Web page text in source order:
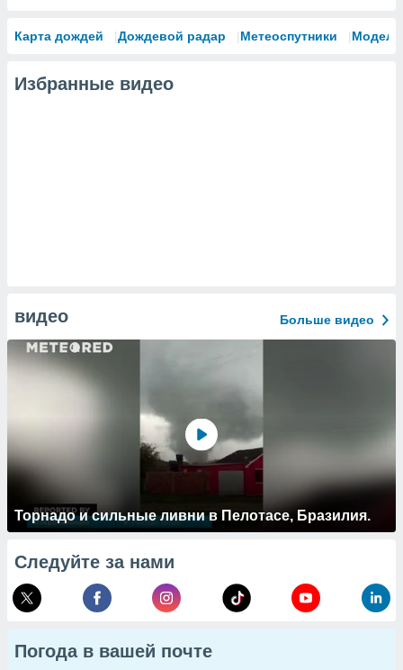
Карта дождей Дождевой радар Метеоспутники Модели
Избранные видео
видео Больше видео
Торнадо и сильные ливни в Пелотасе, Бразилия.
Следуйте за нами
Погода в вашей почте